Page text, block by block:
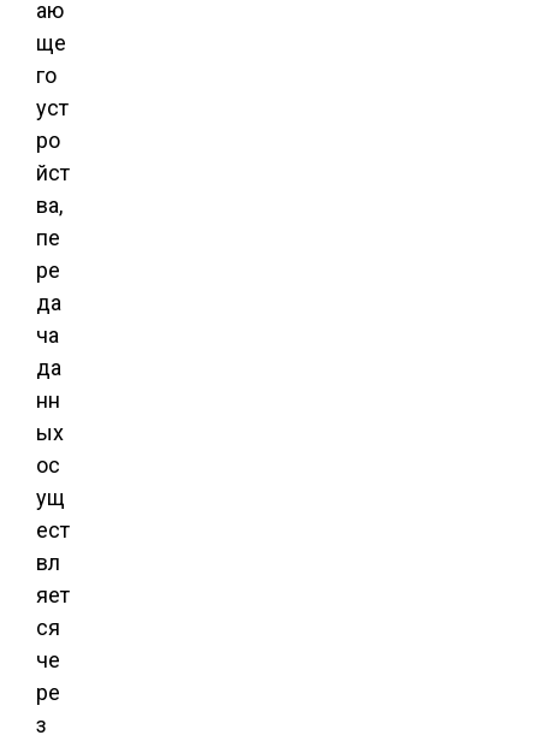
аю
ще
го
уст
ро
йст
ва,
пе
ре
да
ча
да
нн
ых
ос
ущ
ест
вл
яет
ся
че
ре
з